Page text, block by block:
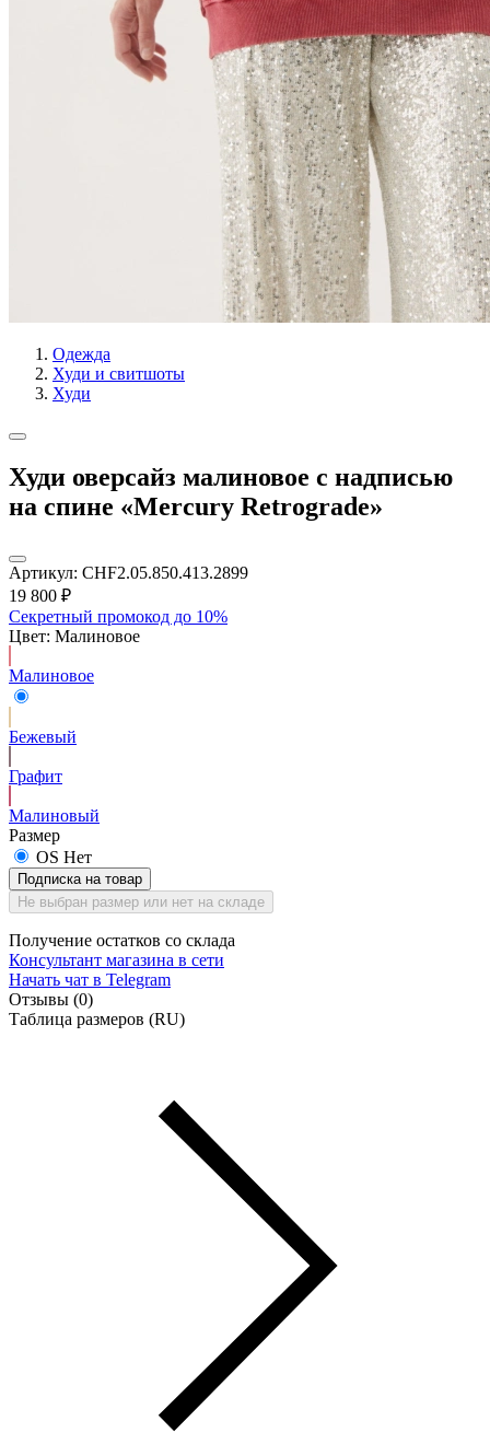
Одежда
Худи и свитшоты
Худи
Худи оверсайз малиновое с надписью
на спине «Mercury Retrograde»
Артикул: CHF2.05.850.413.2899
19 800 ₽
Секретный промокод до 10%
Цвет: Малиновое
Малиновое
Бежевый
Графит
Малиновый
Размер
OS Нет
Подписка на товар
Не выбран размер или нет на складе
Получение остатков со склада
Консультант магазина в сети
Начать чат в Telegram
Отзывы (0)
Таблица размеров (RU)